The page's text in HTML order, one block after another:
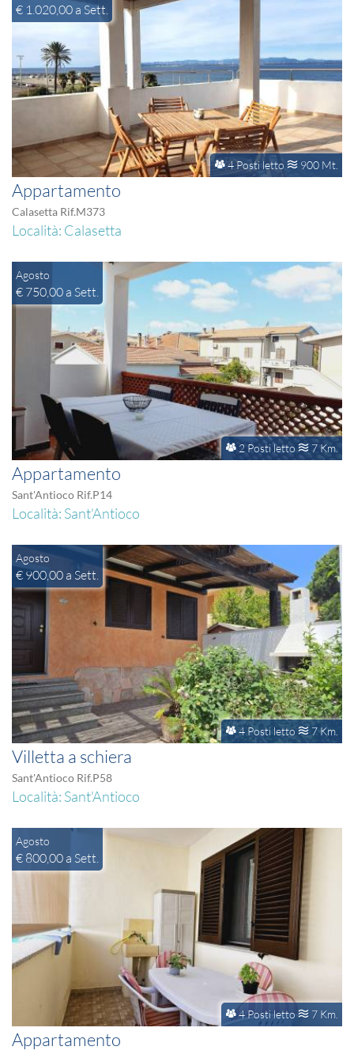
€ 1.020,00 a Sett.
4 Posti letto 900 Mt.
Appartamento
Calasetta Rif.M373
Località: Calasetta
Agosto
€ 750,00 a Sett.
2 Posti letto 7 Km.
Appartamento
Sant'Antioco Rif.P14
Località: Sant'Antioco
Agosto
€ 900,00 a Sett.
4 Posti letto 7 Km.
Villetta a schiera
Sant'Antioco Rif.P58
Località: Sant'Antioco
Agosto
€ 800,00 a Sett.
4 Posti letto 7 Km.
Appartamento